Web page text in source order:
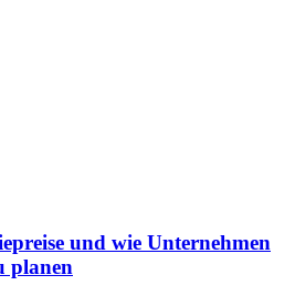
und wie Unternehmen
planen